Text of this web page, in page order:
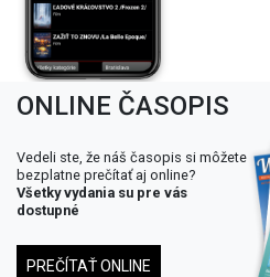
ONLINE ČASOPIS
Vedeli ste, že náš časopis si môžete
bezplatne prečítať aj online?
Všetky vydania su pre vás
dostupné
PREČÍTAŤ ONLINE